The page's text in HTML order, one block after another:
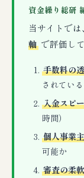
資金繰り総研
当サイトで
軸 で評価し
手数料の
されてい
入金スピ
時間）
個人事業
可能か
審査の柔